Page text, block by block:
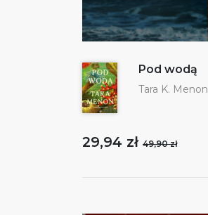
Pod wodą
Tara K. Menon
29,94 zł 49,90 zł